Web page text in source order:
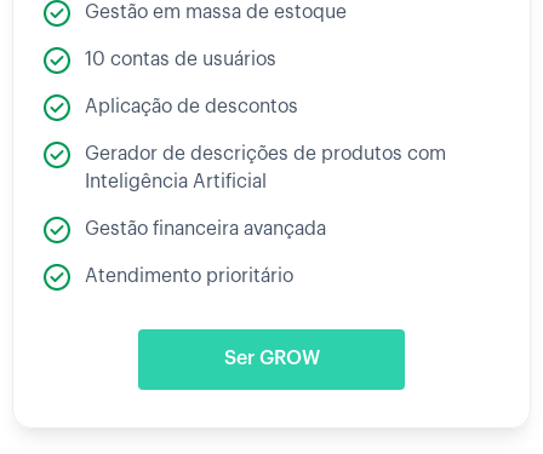
Gestão em massa de estoque
10 contas de usuários
Aplicação de descontos
Gerador de descrições de produtos com
Inteligência Artificial
Gestão financeira avançada
Atendimento prioritário
Ser GROW